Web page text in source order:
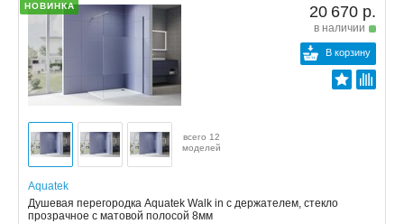
НОВИНКА 20 670 р.
в наличии
В корзину
всего 12
моделей
Aquatek
Душевая перегородка Aquatek Walk in с держателем, стекло
прозрачное с матовой полосой 8мм